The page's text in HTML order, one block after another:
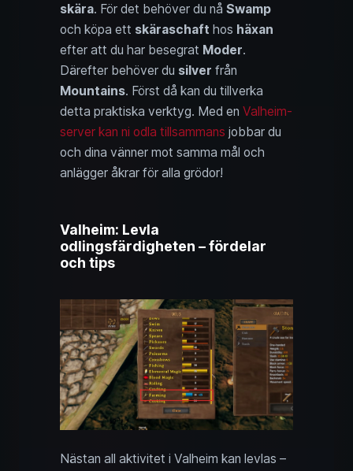
skära. För det behöver du nå Swamp
och köpa ett skäraschaft hos häxan
efter att du har besegrat Moder.
Därefter behöver du silver från
Mountains. Först då kan du tillverka
detta praktiska verktyg. Med en Valheim-
server kan ni odla tillsammans jobbar du
och dina vänner mot samma mål och
anlägger åkrar för alla grödor!
Valheim: Levla
odlingsfärdigheten – fördelar
och tips
Nästan all aktivitet i Valheim kan levlas –